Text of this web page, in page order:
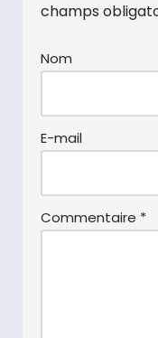
champs
Nom
E-mail
Commentaire *